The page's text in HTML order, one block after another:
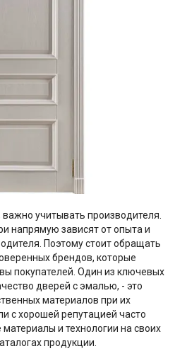
учитывать производителя.
напрямую зависят от опыта и
Поэтому стоит обращать
брендов, которые
покупателей. Один из ключевых
дверей с эмалью, - это
материалов при их
с хорошей репутацией часто
и технологии на своих
продукции.